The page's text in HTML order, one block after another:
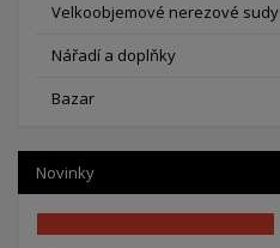
Velkoobjemové nerezové sudy
Nářadí a doplňky
Bazar
Novinky